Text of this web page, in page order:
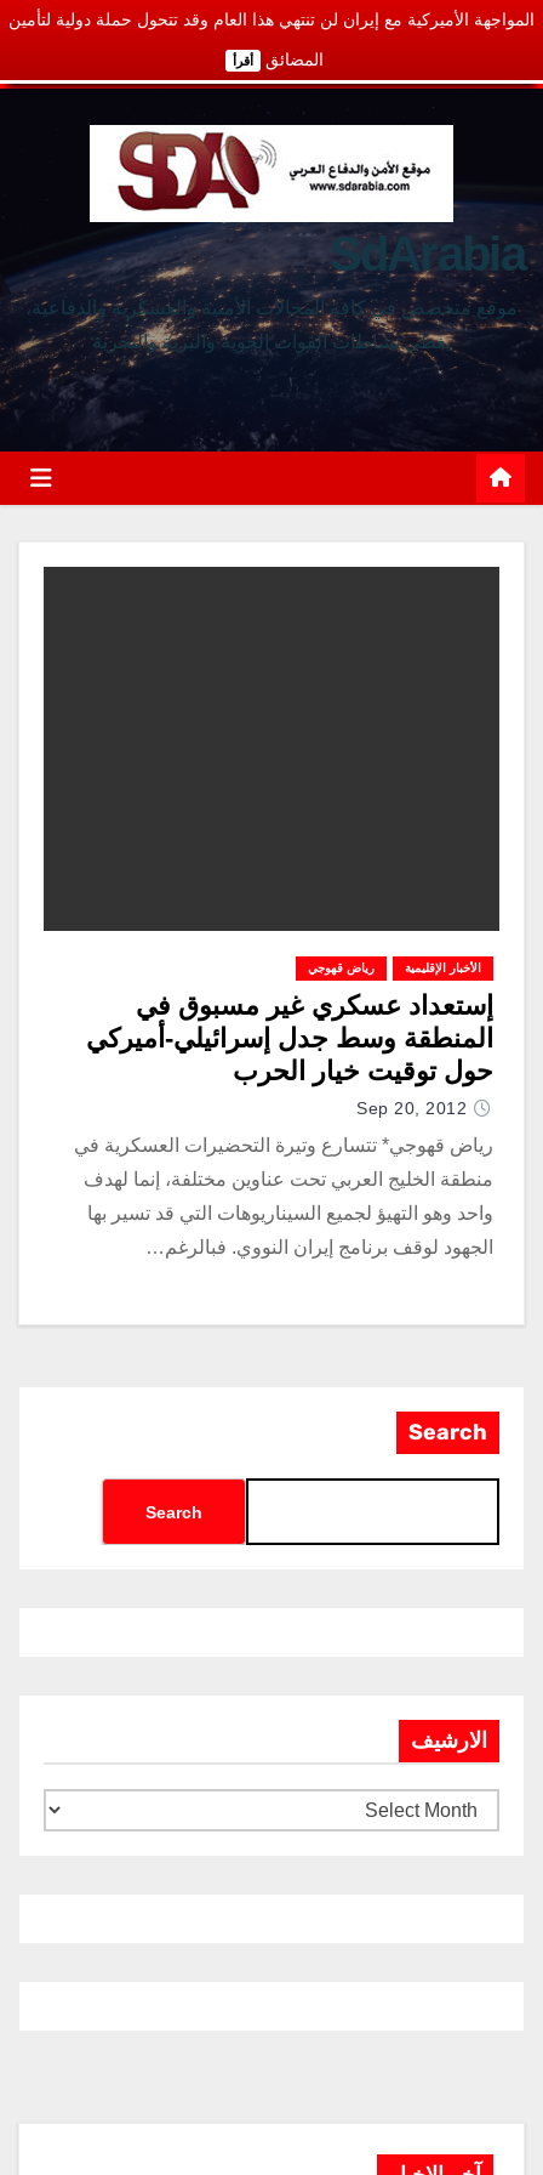
المواجهة الأميركية مع إيران لن تنتهي هذا العام وقد تتحول حملة دولية لتأمين
المضائق أقرأ
SdArabia
موقع متخصص في كافة المجالات الأمنية والعسكرية والدفاعية،
يغطي نشاطات القوات الجوية والبرية والبحرية
الأخبار الإقليمية رياض قهوجي
إستعداد عسكري غير مسبوق في
المنطقة وسط جدل إسرائيلي-أميركي
حول توقيت خيار الحرب
Sep 20, 2012
رياض قهوجي* تتسارع وتيرة التحضيرات العسكرية في
منطقة الخليج العربي تحت عناوين مختلفة، إنما لهدف
واحد وهو التهيؤ لجميع السيناريوهات التي قد تسير بها
الجهود لوقف برنامج إيران النووي. فبالرغم…
Search
Search
الارشيف